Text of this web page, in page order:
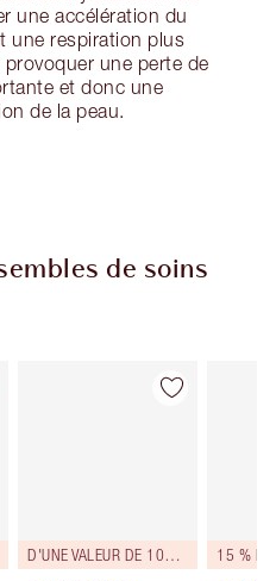
une accélération du
une respiration plus
une perte de
et donc une
de la peau.
de soins
40 Article 2 sur 40
D'UNE VALEUR DE 105 $! 15 %